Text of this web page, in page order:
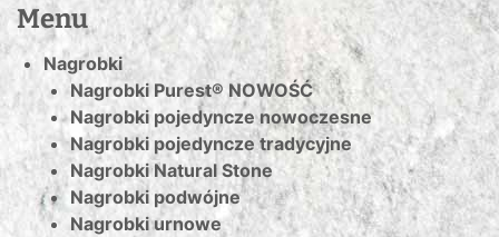
Menu
Nagrobki
Nagrobki Purest® NOWOŚĆ
Nagrobki pojedyncze nowoczesne
Nagrobki pojedyncze tradycyjne
Nagrobki Natural Stone
Nagrobki podwójne
Nagrobki urnowe